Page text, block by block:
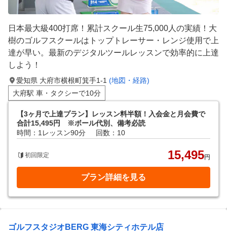
日本最大級400打席！累計スクール生75,000人の実績！大
樹のゴルフスクールはトップトレーサー・レンジ使用で上
達が早い。最新のデジタルツールレッスンで効率的に上達
しよう！
愛知県 大府市横根町箕手1-1 (地図・経路)
大府駅 車・タクシーで10分
【3ヶ月で上達プラン】レッスン料半額！入会金と月会費で
合計15,495円 ※ボール代別、備考必読
時間：1レッスン90分
回数：10
初回限定 15,495円
プラン詳細を見る
ゴルフスタジオBERG 東海シティホテル店